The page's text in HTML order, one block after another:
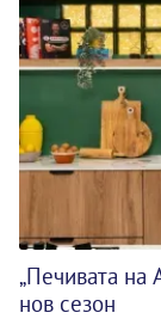
„Печивата на
нов сезон